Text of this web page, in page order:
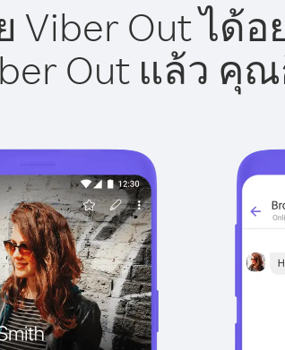
Out ได้อ
Out แล้ว คุ